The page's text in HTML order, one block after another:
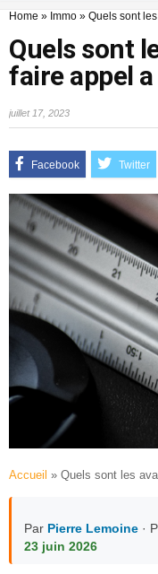
Home » Immo » Quels sont
Quels sont
faire appel
juillet 17, 2023
Accueil » Quels sont les
Par Pierre Lemoine ·
23 juin 2026